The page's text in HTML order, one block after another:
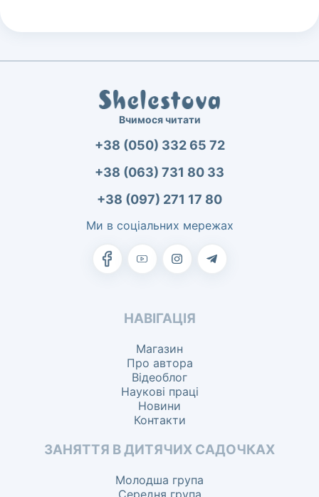
Вчимося читати
+38 (050) 332 65 72
+38 (063) 731 80 33
+38 (097) 271 17 80
Ми в соціальних мережах
НАВІГАЦІЯ
Магазин
Про автора
Відеоблог
Наукові праці
Новини
Контакти
ЗАНЯТТЯ В ДИТЯЧИХ САДОЧКАХ
Молодша група
Середня група